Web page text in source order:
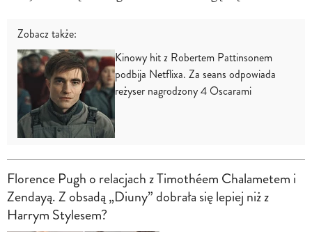
Zobacz także:
Kinowy hit z Robertem Pattinsonem
podbija Netflixa. Za seans odpowiada
reżyser nagrodzony 4 Oscarami
Florence Pugh o relacjach z Timothéem Chalametem i
Zendayą. Z obsadą „Diuny” dobrała się lepiej niż z
Harrym Stylesem?